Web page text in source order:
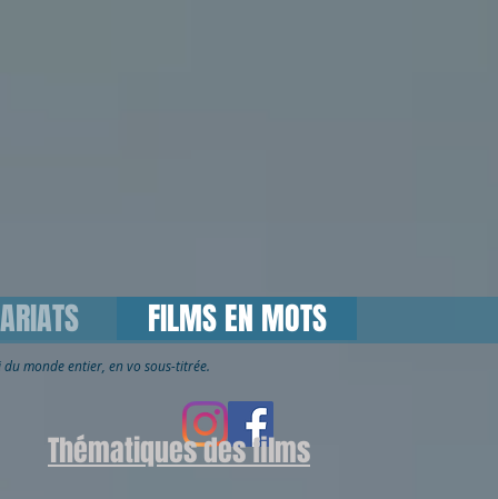
FILMS EN MOTS
Thématiques des films
du monde entier, en vo sous-titrée.